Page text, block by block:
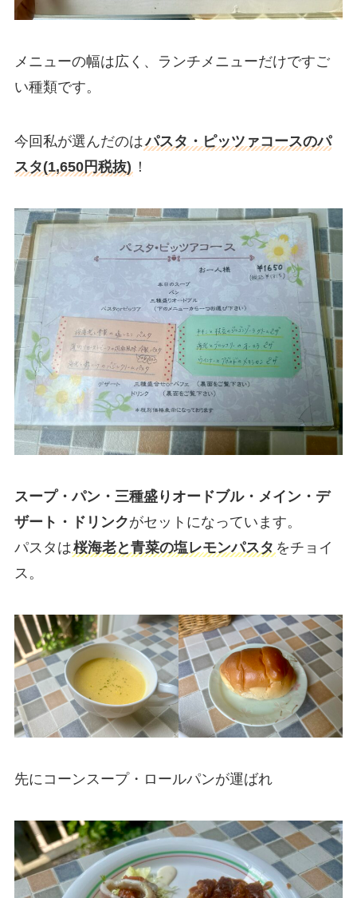
メニューの幅は広く、ランチメニューだけですご
い種類です。
今回私が選んだのはパスタ・ピッツァコースのパ
スタ(1,650円税抜) ！
スープ・パン・三種盛りオードブル・メイン・デ
ザート・ドリンクがセットになっています。
パスタは桜海老と青菜の塩レモンパスタ をチョイ
ス。
先にコーンスープ・ロールパンが運ばれ